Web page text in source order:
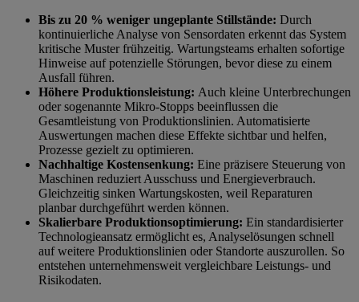
Bis zu 20 % weniger ungeplante Stillstände: Durch
kontinuierliche Analyse von Sensordaten erkennt das System
kritische Muster frühzeitig. Wartungsteams erhalten sofortige
Hinweise auf potenzielle Störungen, bevor diese zu einem
Ausfall führen.
Höhere Produktionsleistung: Auch kleine Unterbrechungen
oder sogenannte Mikro-Stopps beeinflussen die
Gesamtleistung von Produktionslinien. Automatisierte
Auswertungen machen diese Effekte sichtbar und helfen,
Prozesse gezielt zu optimieren.
Nachhaltige Kostensenkung: Eine präzisere Steuerung von
Maschinen reduziert Ausschuss und Energieverbrauch.
Gleichzeitig sinken Wartungskosten, weil Reparaturen
planbar durchgeführt werden können.
Skalierbare Produktionsoptimierung: Ein standardisierter
Technologieansatz ermöglicht es, Analyselösungen schnell
auf weitere Produktionslinien oder Standorte auszurollen. So
entstehen unternehmensweit vergleichbare Leistungs- und
Risikodaten.